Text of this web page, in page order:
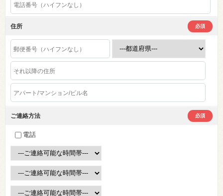
住所 必須
ご連絡方法 必須
電話